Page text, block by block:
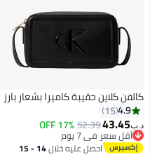
كالفن كلاين حقيبة كاميرا بشعار بارز
4.9
15
د.ب‏43.45
52.39
17% OFF
أقل سعر في 7 يوم
أقل سعر في 7 يوماحصل عليه خلال 14 - 15